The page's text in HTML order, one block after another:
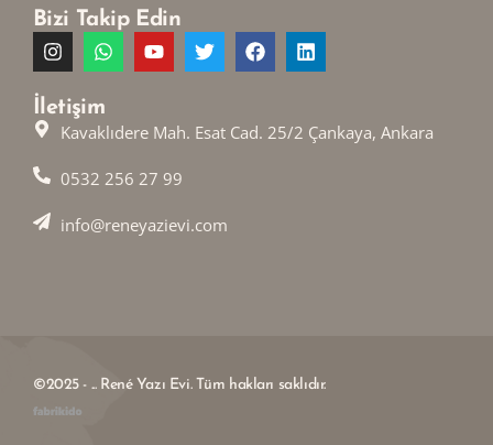
Bizi Takip Edin
İletişim
Kavaklıdere Mah. Esat Cad. 25/2 Çankaya, Ankara
0532 256 27 99
info@reneyazievi.com
©2025 - ... René Yazı Evi. Tüm hakları saklıdır.